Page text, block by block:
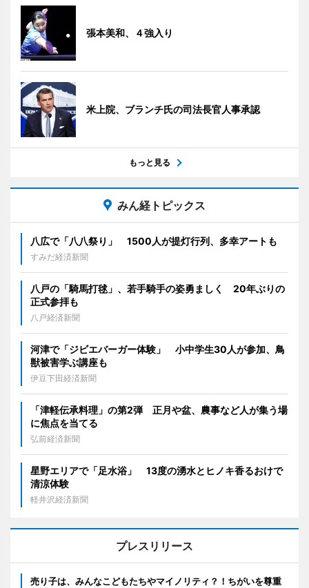
張本美和、４強入り
米上院、ブランチ氏の司法長官人事承認
もっと見る
みん経トピックス
八広で「八八祭り」 1500人が提灯行列、多幸アートも
すみだ経済新聞
八戸の「騎馬打毬」、若手騎手の姿勇ましく 20年ぶりの
正式参拝も
八戸経済新聞
河津で「ジビエバーガー体験」 小中学生30人が参加、鳥
獣被害学ぶ講座も
伊豆下田経済新聞
「津軽伝承料理」の第2弾 正月や盆、農事など人が集う場
に焦点を当てる
弘前経済新聞
星野エリアで「足水浴」 13度の湧水とヒノキ香るおけで
清涼体験
軽井沢経済新聞
プレスリリース
売り子は、みんなこどもたちやマイノリティ？！ちがいを尊重